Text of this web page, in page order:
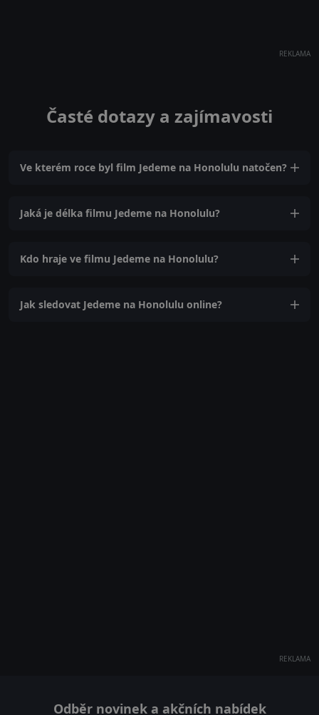
REKLAMA
Časté dotazy a zajímavosti
Ve kterém roce byl film Jedeme na Honolulu natočen?
Jaká je délka filmu Jedeme na Honolulu?
Kdo hraje ve filmu Jedeme na Honolulu?
Jak sledovat Jedeme na Honolulu online?
REKLAMA
Odběr novinek a akčních nabídek